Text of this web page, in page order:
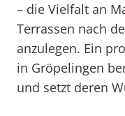
– die Vielfalt an
Terrassen nach
anzulegen. Ein
in Gröpelingen
und setzt deren